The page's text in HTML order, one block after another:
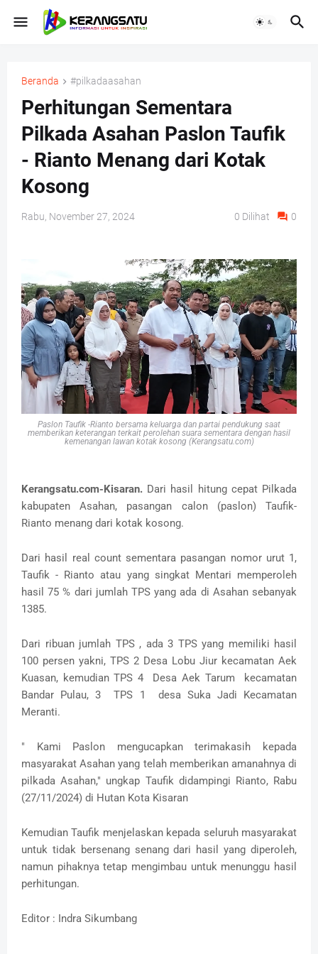
Beranda #pilkadaasahan
Perhitungan Sementara
Pilkada Asahan Paslon Taufik
- Rianto Menang dari Kotak
Kosong
Rabu, November 27, 2024 0 Dilihat 0
Paslon Taufik -Rianto bersama keluarga dan partai pendukung saat
memberikan keterangan terkait perolehan suara sementara dengan hasil
kemenangan lawan kotak kosong (Kerangsatu.com)
Kerangsatu.com-Kisaran. Dari hasil hitung cepat Pilkada
kabupaten Asahan, pasangan calon (paslon) Taufik-
Rianto menang dari kotak kosong.
Dari hasil real count sementara pasangan nomor urut 1,
Taufik - Rianto atau yang singkat Mentari memperoleh
hasil 75 % dari jumlah TPS yang ada di Asahan sebanyak
1385.
Dari ribuan jumlah TPS , ada 3 TPS yang memiliki hasil
100 persen yakni, TPS 2 Desa Lobu Jiur kecamatan Aek
Kuasan, kemudian TPS 4 Desa Aek Tarum kecamatan
Bandar Pulau, 3 TPS 1 desa Suka Jadi Kecamatan
Meranti.
" Kami Paslon mengucapkan terimakasih kepada
masyarakat Asahan yang telah memberikan amanahnya di
pilkada Asahan," ungkap Taufik didampingi Rianto, Rabu
(27/11/2024) di Hutan Kota Kisaran
Kemudian Taufik menjelaskan kepada seluruh masyarakat
untuk tidak bersenang senang dari hasil yang diperoleh,
namun pihaknya tetap mengimbau untuk menunggu hasil
perhitungan.
Editor : Indra Sikumbang